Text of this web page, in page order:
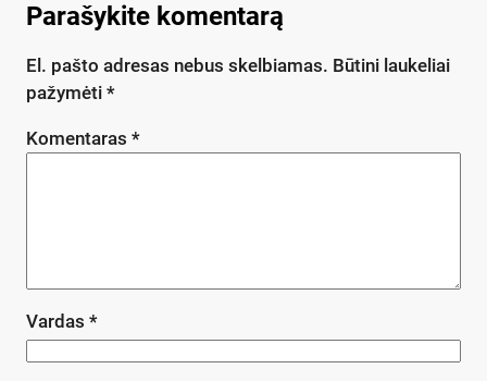
Parašykite komentarą
El. pašto adresas nebus skelbiamas. Būtini laukeliai
pažymėti *
Komentaras *
Vardas *